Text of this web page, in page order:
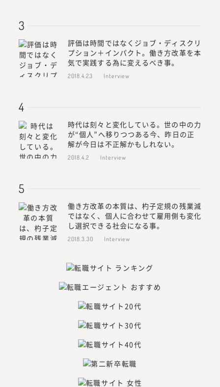
評価は時間ではなくジョブ・ディスクリ
プション＋インパクト。働き方改革を本
気で実践する為に変えるべき事。
2018.4.23 Interview
時代は刻々と変化している。世の中の力
が“個人”へ移りつつある今、昨日の正
解が今日は不正解かもしれない。
2018.4.2 Interview
働き方改革の本質は、杓子定規の残業減
ではなく、個人に合わせて雇用側も変化
し選択できる社会になる事。
2018.3.30 Interview